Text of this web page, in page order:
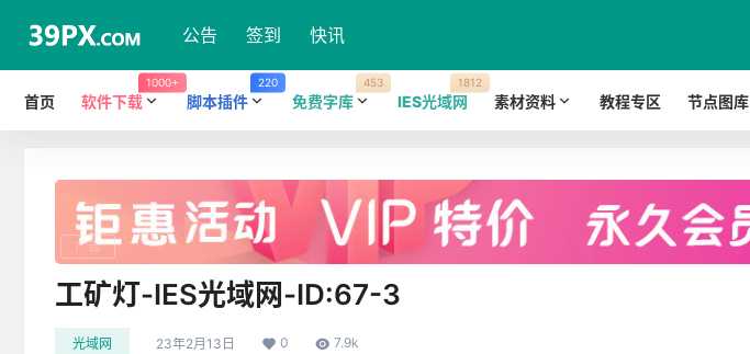
公告 签到 快讯
首页 软件下载
1000+
脚本插件
220
免费字库
453
IES光域网
1812
素材资料 教程专区 节点图库
广告
工矿灯-IES光域网-ID:67-3
光域网 23年2月13日 0 7.9k